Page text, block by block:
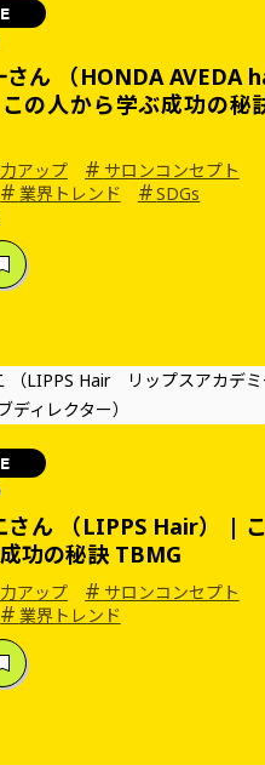
さん （HONDA AVEDA
の人から学ぶ成功の秘
アップ # サロンコンセプト
# 業界トレンド #SDGs
さん （LIPPS Hair） |
功の秘訣 TBMG
アップ # サロンコンセプト
# 業界トレンド